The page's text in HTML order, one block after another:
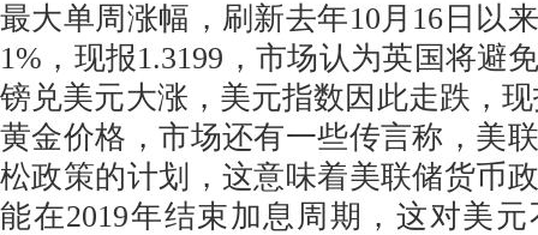
最大单周涨幅，刷新去年10月16日以
1%，现报1.3199，市场认为英国将避
镑兑美元大涨，美元指数因此走跌，
黄金价格，市场还有一些传言称，美
松政策的计划，这意味着美联储货币
能在2019年结束加息周期，这对美